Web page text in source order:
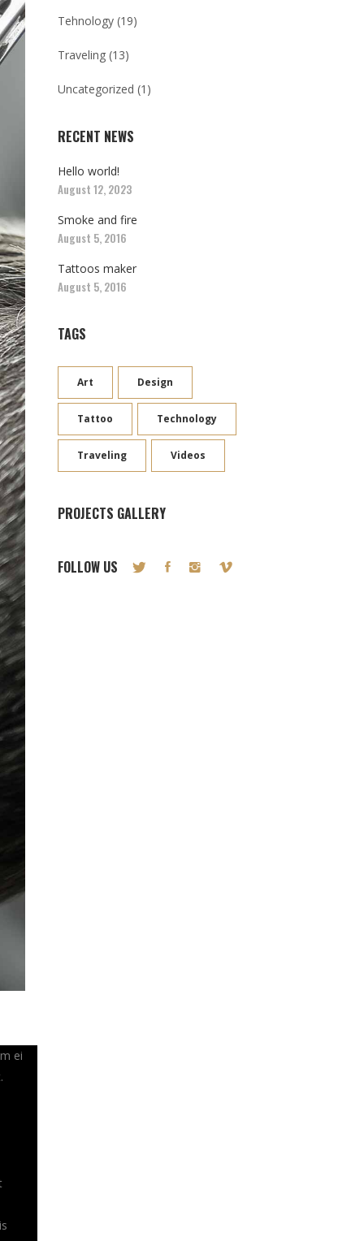
ei
Tehnology (19)
Traveling (13)
Uncategorized (1)
RECENT NEWS
Hello world!
August 12, 2023
Smoke and fire
August 5, 2016
Tattoos maker
August 5, 2016
TAGS
Art Design
Tattoo Technology
Traveling Videos
PROJECTS GALLERY
FOLLOW US